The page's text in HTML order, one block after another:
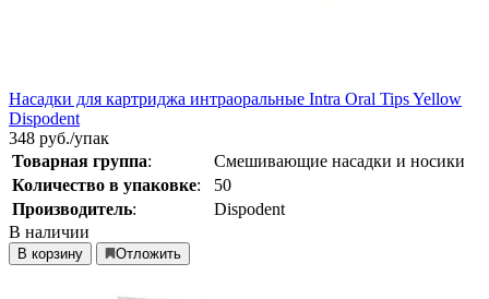
Насадки для картриджа интраоральные Intra Oral Tips Yellow
Dispodent
348 руб./упак
Товарная группа:
Смешивающие насадки и носики
Количество в упаковке:
50
Производитель:
Dispodent
В наличии
В корзину Отложить